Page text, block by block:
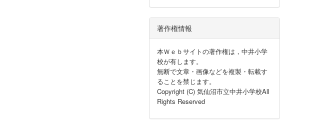
著作権情報
本Ｗｅｂサイトの著作権は，中井小学
校が有します。
無断で文章・画像などを複製・転載す
ることを禁じます。
Copyright (C) 気仙沼市立中井小学校All
Rights Reserved